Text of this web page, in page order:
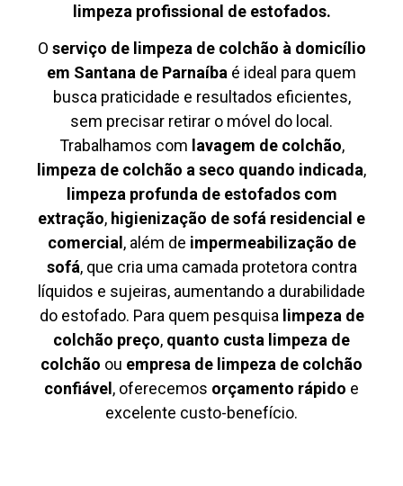
limpeza profissional de estofados.
O serviço de limpeza de colchão à domicílio
em Santana de Parnaíba é ideal para quem
busca praticidade e resultados eficientes,
sem precisar retirar o móvel do local.
Trabalhamos com lavagem de colchão,
limpeza de colchão a seco quando indicada,
limpeza profunda de estofados com
extração, higienização de sofá residencial e
comercial , além de impermeabilização de
sofá, que cria uma camada protetora contra
líquidos e sujeiras, aumentando a durabilidade
do estofado. Para quem pesquisa limpeza de
colchão preço, quanto custa limpeza de
colchão ou empresa de limpeza de colchão
confiável , oferecemos orçamento rápido e
excelente custo-benefício.